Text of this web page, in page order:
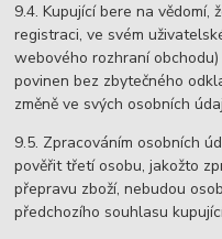
9.4. Kupující bere na vědomí,
registraci, ve svém
webového rozhraní
povinen bez zbytečného
změně ve svých osobních
9.5. Zpracováním osobních
pověřit třetí osobu, jakožto
přepravu zboží, nebudou
předchozího souhlasu